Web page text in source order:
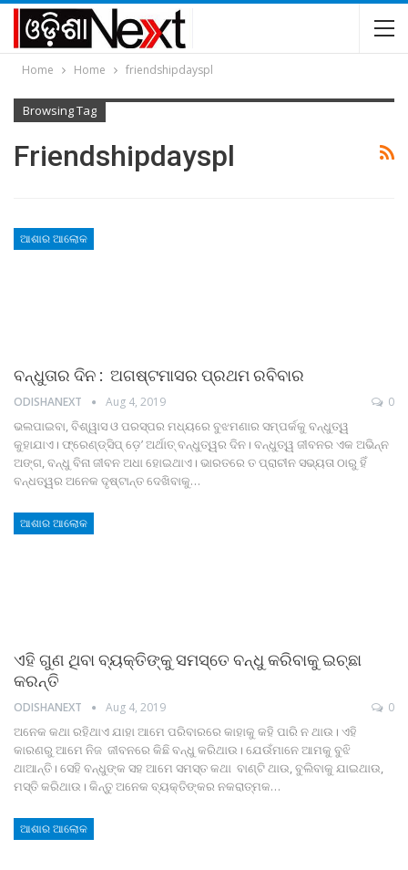
Home Home friendshipdayspl
Browsing Tag
Friendshipdayspl
ଆଶାର ଆଲୋକ
ବନ୍ଧୁତାର ଦିନ : ଅଗଷ୍ଟମାସର ପ୍ରଥମ ରବିବାର
ODISHANEXT Aug 4, 2019 0
ଭଲପାଇବା, ବିଶ୍ୱାସ ଓ ପରସ୍ପର ମଧ୍ୟରେ ବୁଝମଣାର ସମ୍ପର୍କକୁ ବନ୍ଧୁତ୍ୱ
କୁହାଯାଏ। ଫ୍ରେଣ୍ଡ୍‍ସିପ୍‍ ଡ଼େ’ ଅର୍ଥାତ୍‍ ବନ୍ଧୁତ୍ୱର ଦିନ। ବନ୍ଧୁତ୍ୱ ଜୀବନର ଏକ ଅଭିନ୍ନ
ଅଙ୍ଗ, ବନ୍ଧୁ ବିନା ଜୀବନ ଅଧା ହୋଇଥାଏ। ଭାରତରେ ତ ପ୍ରାଚୀନ ସଭ୍ୟତା ଠାରୁ ହିଁ
ବନ୍ଧତ୍ୱର ଅନେକ ଦୃଷ୍ଟାନ୍ତ ଦେଖିବାକୁ…
ଆଶାର ଆଲୋକ
ଏହି ଗୁଣ ଥିବା ବ୍ୟକ୍ତିଙ୍କୁ ସମସ୍ତେ ବନ୍ଧୁ କରିବାକୁ ଇଚ୍ଛା
କରନ୍ତି
ODISHANEXT Aug 4, 2019 0
ଅନେକ କଥା ରହିଥାଏ ଯାହା ଆମେ ପରିବାରରେ କାହାକୁ କହି ପାରି ନ ଥାଉ। ଏହି
କାରଣରୁ ଆମେ ନିଜ ଜୀବନରେ କିଛି ବନ୍ଧୁ କରିଥାଉ। ଯେଉଁମାନେ ଆମକୁ ବୁଝି
ଥାଆନ୍ତି। ସେହି ବନ୍ଧୁଙ୍କ ସହ ଆମେ ସମସ୍ତ କଥା ବାଣ୍ଟି ଥାଉ, ବୁଲିବାକୁ ଯାଇଥାଉ,
ମସ୍ତି କରିଥାଉ। କିନ୍ତୁ ଅନେକ ବ୍ୟକ୍ତିଙ୍କର ନକରାତ୍ମକ…
ଆଶାର ଆଲୋକ